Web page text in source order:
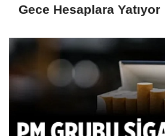
Gece Hesaplara Yatıyor